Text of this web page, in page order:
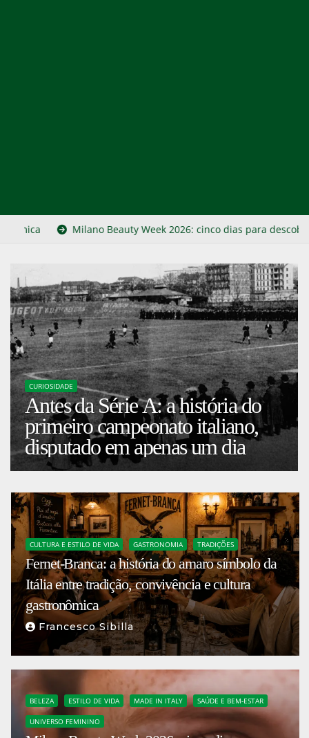
Beauty Week 2026: cinco dias para descobrir o coração da
CURIOSIDADE
Antes da Série A: a história do
primeiro campeonato italiano,
disputado em apenas um dia
CULTURA E ESTILO DE VIDA GASTRONOMIA TRADIÇÕES
Fernet-Branca: a história do amaro símbolo da
Itália entre tradição, convivência e cultura
gastronômica
Francesco Sibilla
BELEZA ESTILO DE VIDA MADE IN ITALY SAÚDE E BEM-ESTAR
UNIVERSO FEMININO